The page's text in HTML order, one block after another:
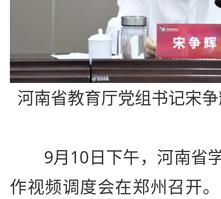
河南省教育厅党组书记宋
9月10日下午，河南省
作视频调度会在郑州召开